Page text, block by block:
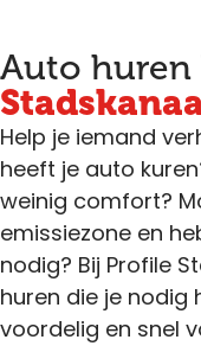
Auto huren
Help je iemand
heeft je auto
weinig comfort?
emissiezone en
nodig? Bij Profile
huren die je nodig
voordelig en snel